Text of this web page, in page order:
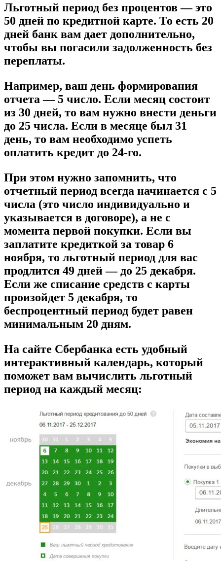
Льготный период без процентов — это
50 дней по кредитной карте. То есть 20
дней банк вам дает дополнительно,
чтобы вы погасили задолженность без
переплаты.
Например, ваш день формирования
отчета — 5 число. Если месяц состоит
из 30 дней, то вам нужно внести деньги
до 25 числа. Если в месяце был 31
день, то вам необходимо успеть
оплатить кредит до 24-го.
При этом нужно запомнить, что
отчетный период всегда начинается с 5
числа (это число индивидуально и
указывается в договоре), а не с
момента первой покупки. Если вы
заплатите кредиткой за товар 6
ноября, то льготный период для вас
продлится 49 дней — до 25 декабря.
Если же списание средств с карты
произойдет 5 декабря, то
беспроцентный период будет равен
минимальным 20 дням.
На сайте Сбербанка есть удобный
интерактивный календарь, который
поможет вам вычислить льготный
период на каждый месяц: